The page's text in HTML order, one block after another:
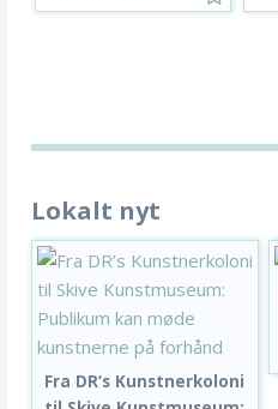
Lokalt nyt
Fra DR’s Kunstnerkoloni